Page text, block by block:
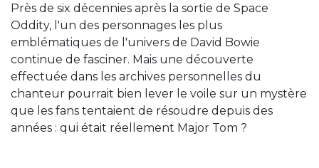
Près de six décennies après la sortie de Space
Oddity, l'un des personnages les plus
emblématiques de l'univers de David Bowie
continue de fasciner. Mais une découverte
effectuée dans les archives personnelles du
chanteur pourrait bien lever le voile sur un mystère
que les fans tentaient de résoudre depuis des
années : qui était réellement Major Tom ?